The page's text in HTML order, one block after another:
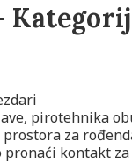
pirotehnika
za
kontakt